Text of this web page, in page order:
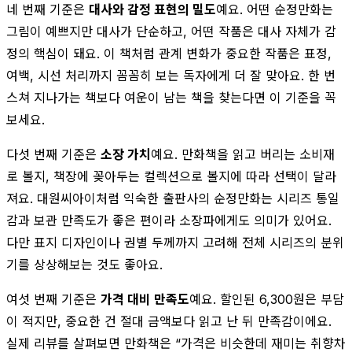
네 번째 기준은 대사와 감정 표현의 밀도예요. 어떤 순정만화는
그림이 예쁘지만 대사가 단순하고, 어떤 작품은 대사 자체가 감
정의 핵심이 돼요. 이 책처럼 관계 변화가 중요한 작품은 표정,
여백, 시선 처리까지 꼼꼼히 보는 독자에게 더 잘 맞아요. 한 번
스쳐 지나가는 책보다 여운이 남는 책을 찾는다면 이 기준을 꼭
보세요.
다섯 번째 기준은 소장 가치예요. 만화책을 읽고 버리는 소비재
로 볼지, 책장에 꽂아두는 컬렉션으로 볼지에 따라 선택이 달라
져요. 대원씨아이처럼 익숙한 출판사의 순정만화는 시리즈 통일
감과 보관 만족도가 좋은 편이라 소장파에게도 의미가 있어요.
다만 표지 디자인이나 권별 두께까지 고려해 전체 시리즈의 분위
기를 상상해보는 것도 좋아요.
여섯 번째 기준은 가격 대비 만족도예요. 할인된 6,300원은 부담
이 적지만, 중요한 건 절대 금액보다 읽고 난 뒤 만족감이에요.
실제 리뷰를 살펴보면 만화책은 “가격은 비슷한데 재미는 취향차